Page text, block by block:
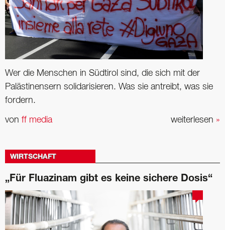
Wer die Menschen in Südtirol sind, die sich mit der
Palästinensern solidarisieren. Was sie antreibt, was sie
fordern.
weiterlesen »
von ff media
WIRTSCHAFT
„Für Fluazinam gibt es keine sichere Dosis“